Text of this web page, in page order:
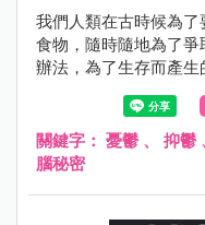
我們人類在古時候為
食物，隨時隨地為了
辦法，為了生存而產生
能在衣食無缺的情況
的事情，也憂慮不可能
關鍵字： 憂鬱 、 抑鬱
腦秘密